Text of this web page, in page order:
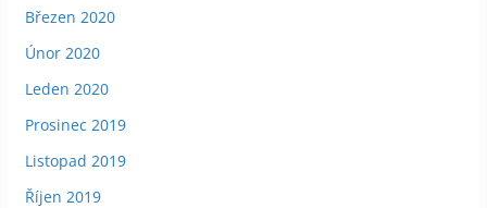
Březen 2020
Únor 2020
Leden 2020
Prosinec 2019
Listopad 2019
Říjen 2019